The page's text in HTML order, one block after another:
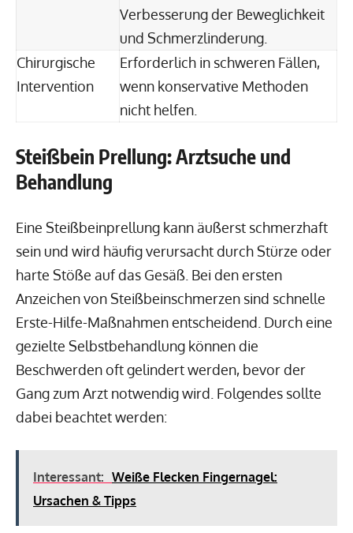
Verbesserung der Beweglichkeit
und Schmerzlinderung.
Chirurgische
Intervention
Erforderlich in schweren Fällen,
wenn konservative Methoden
nicht helfen.
Steißbein Prellung: Arztsuche und
Behandlung
Eine Steißbeinprellung kann äußerst schmerzhaft
sein und wird häufig verursacht durch Stürze oder
harte Stöße auf das Gesäß. Bei den ersten
Anzeichen von Steißbeinschmerzen sind schnelle
Erste-Hilfe-Maßnahmen entscheidend. Durch eine
gezielte Selbstbehandlung können die
Beschwerden oft gelindert werden, bevor der
Gang zum Arzt notwendig wird. Folgendes sollte
dabei beachtet werden:
Interessant: Weiße Flecken Fingernagel:
Ursachen & Tipps